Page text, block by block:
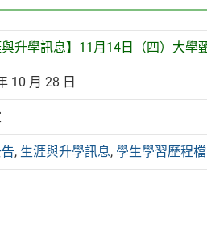
與升學訊息】11月14日（四）大學
10 月 28 日
, 生涯與升學訊息,學生學習歷程